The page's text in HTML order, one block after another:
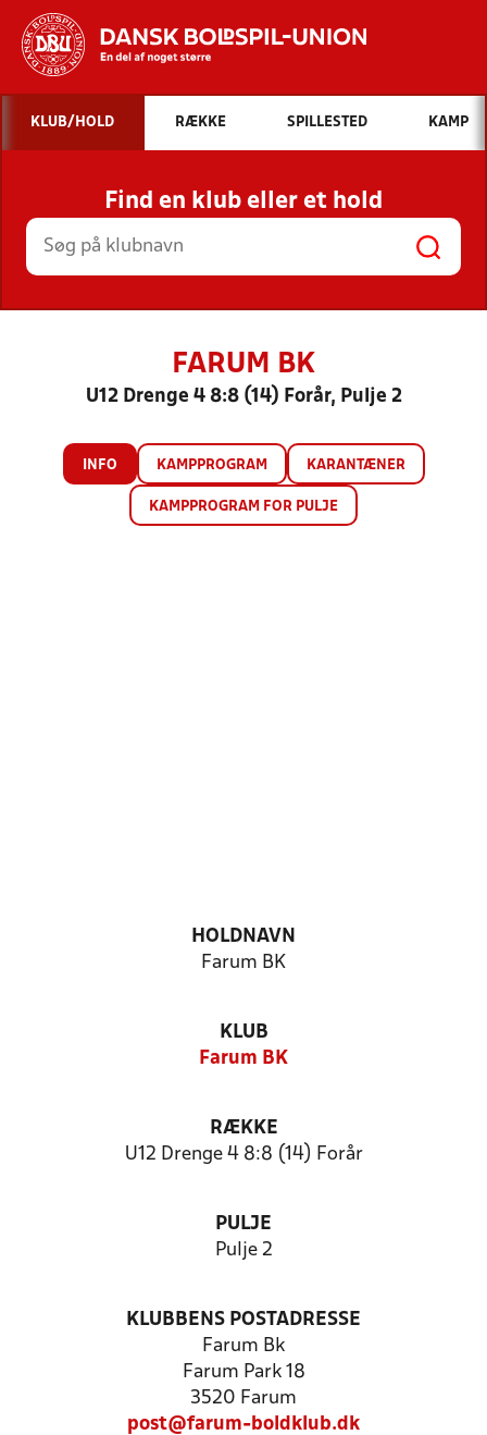
Hvad vil du søge efter?
INDHOLD OG NYHEDER
STILLINGER, RESULTATER, KLUBBER OG
HOLD
KLUB/HOLD RÆKKE SPILLESTED KAMP
Find en klub eller et hold
FARUM BK
U12 Drenge 4 8:8 (14) Forår, Pulje 2
INFO KAMPPROGRAM KARANTÆNER
KAMPPROGRAM FOR PULJE
HOLDNAVN
Farum BK
KLUB
Farum BK
RÆKKE
U12 Drenge 4 8:8 (14) Forår
PULJE
Pulje 2
KLUBBENS POSTADRESSE
Farum Bk
Farum Park 18
3520 Farum
post@farum-boldklub.dk